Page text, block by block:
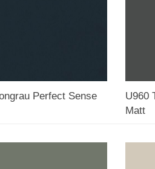
Perfect Sense
U960
Matt